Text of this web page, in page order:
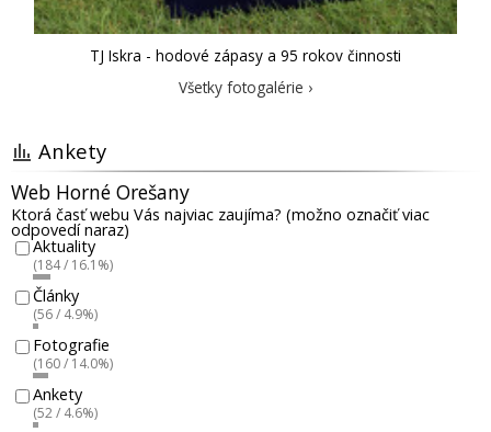
TJ Iskra - hodové zápasy a 95 rokov činnosti
Všetky fotogalérie ›
Ankety
Web Horné Orešany
Ktorá časť webu Vás najviac zaujíma? (možno označiť viac
odpovedí naraz)
Aktuality
(184 / 16.1%)
Články
(56 / 4.9%)
Fotografie
(160 / 14.0%)
Ankety
(52 / 4.6%)